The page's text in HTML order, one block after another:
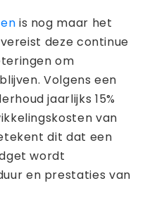
is nog maar het
deze continue
om
Volgens een
jaarlijks 15%
van
dit dat een
wordt
en prestaties van